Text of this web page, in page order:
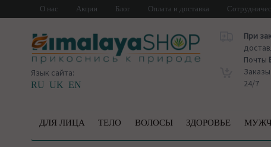
О нас Акции Блог Оплата и доставка
Язык сайта:
RU UK EN
При
Почты
24/7
ДЛЯ ЛИЦА ТЕЛО ВОЛОСЫ ЗДОРОВЬЕ